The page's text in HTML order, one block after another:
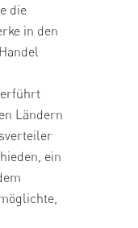
die
in den
Ländern
ein